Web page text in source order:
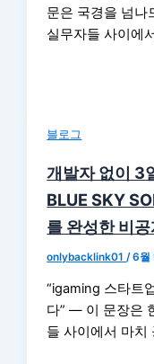
문은 국경을 넘나
실무자들 사이에
블로그
개발자 없이 3
BLUE SKY
를 완성한 비
onlybacklink01 /6월
“igaming 스타트
다” — 이 문장은
들 사이에서 마치